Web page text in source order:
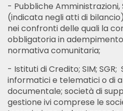
- Pubbliche Amministrazioni,
(indicata negli atti di
nei confronti delle quali la
obbligatoria in
normativa comunitaria;
- Istituti di Credito; SIM; SGR;
informatici e telematici o di
documentale; società di
gestione ivi comprese le